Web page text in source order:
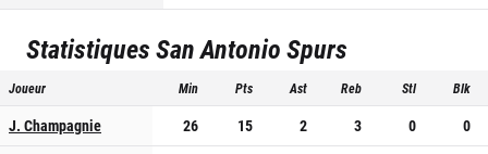
StatistiquesSan Antonio Spurs
Joueur Min Pts Ast Reb Stl Blk
J. Champagnie 26 15 2 3 0
0